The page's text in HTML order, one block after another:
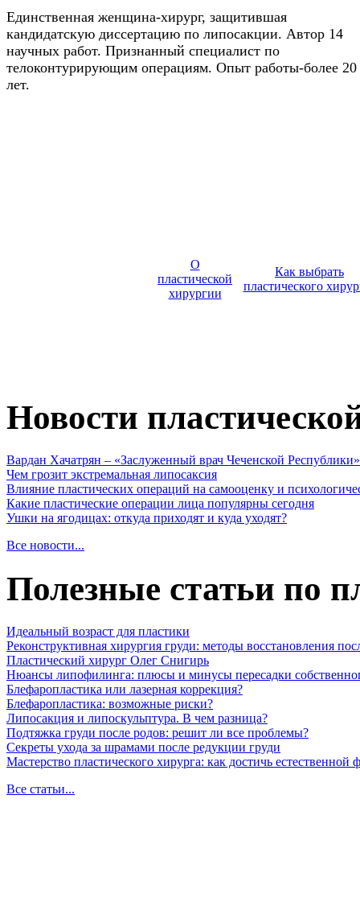
Единственная женщина-хирург, защитившая
кандидатскую диссертацию по липосакции. Автор 14
научных работ. Признанный специалист по
телоконтурирующим операциям. Опыт работы-более 20
лет.
О
пластической
хирургии
Как выбрать
пластического
Новости
Вардан Хачатрян – «Заслуженный врач Чеченской Республики»
Чем грозит экстремальная липосаксия
Влияние пластических операций на самооценку и
Какие пластические операции лица популярны сегодня
Ушки на ягодицах: откуда приходят и куда уходят?
Все новости...
Полезные статьи по
Идеальный возраст для пластики
Реконструктивная хирургия груди: методы восстановления
Пластический хирург Олег Снигирь
Нюансы липофилинга: плюсы и минусы пересадки
Блефаропластика или лазерная коррекция?
Блефаропластика: возможные риски?
Липосакция и липоскульптура. В чем разница?
Подтяжка груди после родов: решит ли все проблемы?
Секреты ухода за шрамами после редукции груди
Мастерство пластического хирурга: как достичь
Все статьи...